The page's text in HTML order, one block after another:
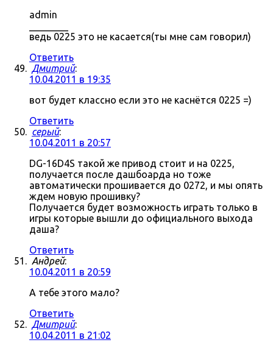
admin
ведь 0225 это не касается(ты мне сам говорил)
Ответить
Дмитрий:
10.04.2011 в 19:35
вот будет классно если это не каснётся 0225 =)
Ответить
серый:
10.04.2011 в 20:57
DG-16D4S такой же привод стоит и на 0225,
получается после дашбоарда но тоже
автоматически прошивается до 0272, и мы опять
ждем новую прошивку?
Получается будет возможность играть только в
игры которые вышли до официального выхода
даша?
Ответить
Андрей:
10.04.2011 в 20:59
А тебе этого мало?
Ответить
Дмитрий:
10.04.2011 в 21:02